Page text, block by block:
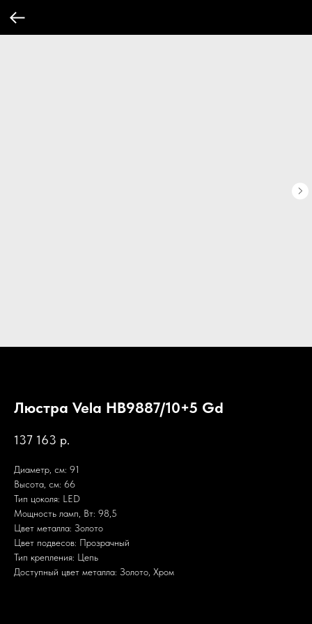
Люстра Vela HB9887/10+5 Gd
137 163 р.
Диаметр, см: 91
Высота, см: 66
Тип цоколя: LED
Мощность ламп, Вт: 98,5
Цвет металла: Золото
Цвет подвесов: Прозрачный
Тип крепления: Цепь
Доступный цвет металла: Золото, Хром